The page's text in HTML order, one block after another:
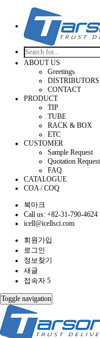
ABOUT US
Greetings
DISTRIBUTORS
CONTACT
PRODUCT
TIP
TUBE
RACK & BOX
ETC
CUSTOMER
Sample Request
Quotation Request
FAQ
CATALOGUE
COA / COQ
북마크
Call us: +82-31-790-4624
icell@icellsci.com
회원가입
로그인
정보찾기
새글
접속자 5
Toggle navigation